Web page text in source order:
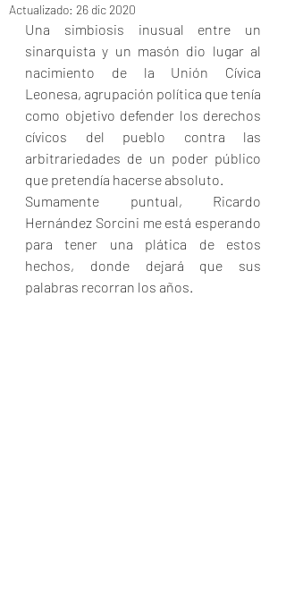
Actualizado: 26 dic 2020
Una simbiosis inusual entre un
sinarquista y un masón dio lugar al
nacimiento de la Unión Cívica
Leonesa, agrupación política que tenía
como objetivo defender los derechos
cívicos del pueblo contra las
arbitrariedades de un poder público
que pretendía hacerse absoluto.
Sumamente puntual, Ricardo
Hernández Sorcini me está esperando
para tener una plática de estos
hechos, donde dejará que sus
palabras recorran los años.